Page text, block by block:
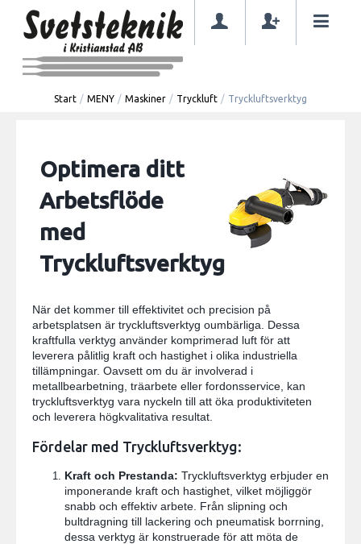
Start / MENY / Maskiner / Tryckluft / Tryckluftsverktyg
Optimera ditt
Arbetsflöde
med
Tryckluftsverktyg
När det kommer till effektivitet och precision på
arbetsplatsen är tryckluftsverktyg oumbärliga. Dessa
kraftfulla verktyg använder komprimerad luft för att
leverera pålitlig kraft och hastighet i olika industriella
tillämpningar. Oavsett om du är involverad i
metallbearbetning, träarbete eller fordonsservice, kan
tryckluftsverktyg vara nyckeln till att öka produktiviteten
och leverera högkvalitativa resultat.
Fördelar med Tryckluftsverktyg:
Kraft och Prestanda: Tryckluftsverktyg erbjuder en
imponerande kraft och hastighet, vilket möjliggör
snabb och effektiv arbete. Från slipning och
bultdragning till lackering och pneumatisk borrning,
dessa verktyg är konstruerade för att möta de